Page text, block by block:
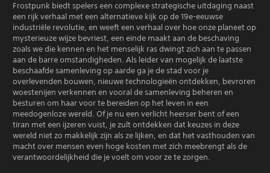
Frostpunk biedt spelers een complexe strategische uitdaging naast
een rijk verhaal met een alternatieve kijk op de 19e-eeuwse
industriële revolutie, en weeft een verhaal over hoe onze planeet op
mysterieuze wijze bevriest, een einde maakt aan de beschaving
zoals we die kennen en het menselijk ras dwingt zich aan te passen
aan de barre omstandigheden. Als leider van mogelijk de laatste
beschaafde samenleving op aarde ga je de stad voor je
overlevenden bouwen, nieuwe technologieën ontdekken, bevroren
woestenijen verkennen en vooral de samenleving beheren en
besturen om haar voor te bereiden op het leven in een
meedogenloze wereld. Of je nu een verlicht heerser bent of een
tiran met een ijzeren vuist, je zult ontdekken dat keuzes in deze
wereld niet zo makkelijk zijn als ze lijken, en dat het vasthouden van
macht over mensen even hoge kosten met zich meebrengt als de
verantwoordelijkheid die je voelt om voor ze te zorgen.